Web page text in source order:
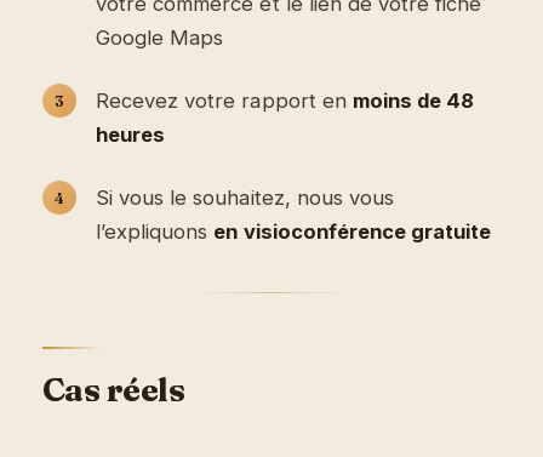
Google Maps
Recevez votre rapport en moins de 48
heures
Si vous le souhaitez, nous vous
l’expliquons en visioconférence gratuite
Cas réels